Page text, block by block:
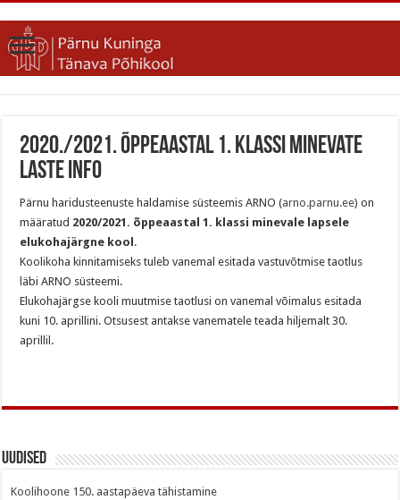
2020./2021. õppeaastal 1. klassi minevate
laste info
Pärnu haridusteenuste haldamise süsteemis ARNO (arno.parnu.ee) on
määratud 2020/2021. õppeaastal 1. klassi minevale lapsele
elukohajärgne kool .
Koolikoha kinnitamiseks tuleb vanemal esitada vastuvõtmise taotlus
läbi ARNO süsteemi.
Elukohajärgse kooli muutmise taotlusi on vanemal võimalus esitada
kuni 10. aprillini. Otsusest antakse vanematele teada hiljemalt 30.
aprillil.
Uudised
Koolihoone 150. aastapäeva tähistamine